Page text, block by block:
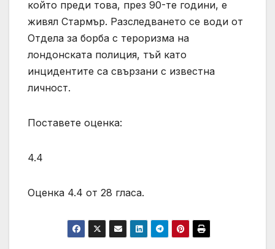
който преди това, през 90-те години, е
живял Стармър. Разследването се води от
Отдела за борба с тероризма на
лондонската полиция, тъй като
инцидентите са свързани с известна
личност.
Поставете оценка:
4.4
Оценка 4.4 от 28 гласа.